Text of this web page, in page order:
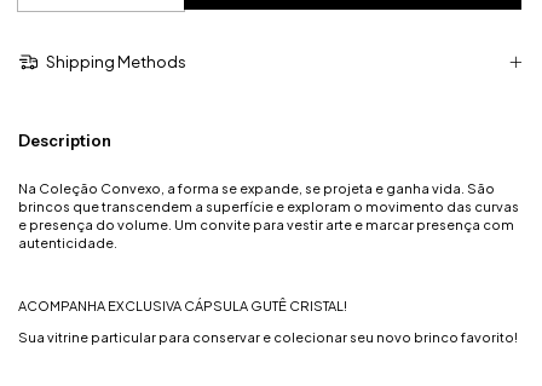
Shipping Methods
Description
Na Coleção Convexo, a forma se expande, se projeta e ganha vida. São
brincos que transcendem a superfície e exploram o movimento das curvas
e presença do volume. Um convite para vestir arte e marcar presença com
autenticidade.
ACOMPANHA EXCLUSIVA CÁPSULA GUTÊ CRISTAL!
Sua vitrine particular para conservar e colecionar seu novo brinco favorito!